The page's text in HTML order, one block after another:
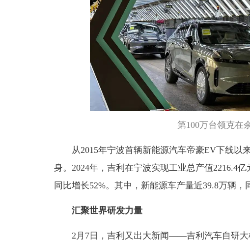
第100万台领克在
从2015年宁波首辆新能源汽车帝豪EV下线以
身。 2024年，吉利在宁波实现工业总产值2216.4
同比增长52%。其中，新能源车产量近39.8万辆，
汇聚世界研发力量
2月7日，吉利又出大新闻——吉利汽车自研大